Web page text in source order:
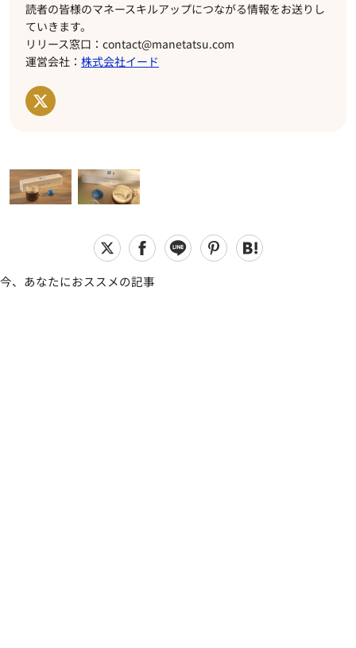
読者の皆様のマネースキルアップにつながる情報をお送りし
ていきます。
リリース窓口：contact@manetatsu.com
運営会社： 株式会社イード
今、あなたにおススメの記事